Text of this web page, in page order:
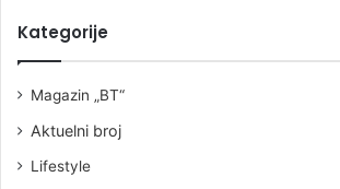
Kategorije
Magazin „BT“
Aktuelni broj
Lifestyle